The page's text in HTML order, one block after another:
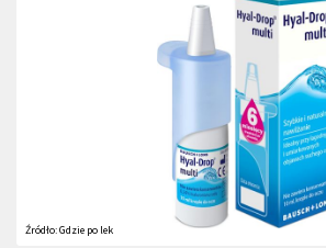
Źródło:Gdzie po lek